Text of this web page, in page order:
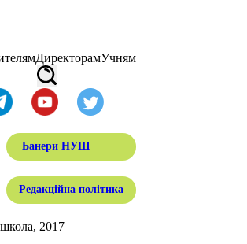
ДиректорамУчням
Банери НУШ
Редакційна політика
2017